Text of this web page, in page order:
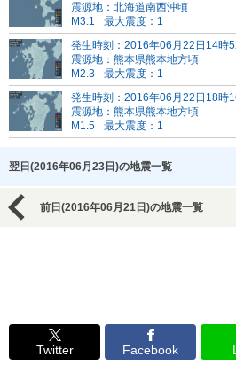
震源地：北海道南西沖頃
M3.1
最大震度：1
発生時刻：2016年06月22日14時
震源地：熊本県熊本地方頃
M2.3
最大震度：1
発生時刻：2016年06月22日18時
震源地：熊本県熊本地方頃
M1.5
最大震度：1
翌日(2016年06月23日)の地震一覧
前日(2016年06月21日)の地震一覧
Twitter Facebook